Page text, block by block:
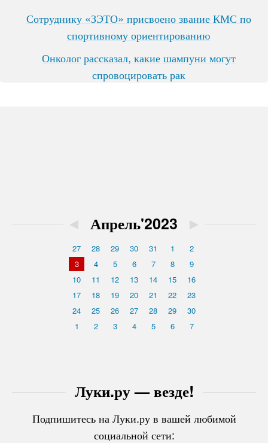
Сотруднику «ЗЭТО» присвоено звание КМС по
спортивному ориентированию
Онколог рассказал, какие шампуни могут
спровоцировать рак
Луки.ру — везде!
Подпишитесь на Луки.ру в вашей любимой
социальной сети:
◄ Апрель'2023 ►
27 28 29 30 31 1
2
3
4 5 6 7 8
9
10
11 12 13 14 15
16
17
18 19 20 21 22
23
24
25 26 27 28 29
30
1
2 3 4 5 6 7